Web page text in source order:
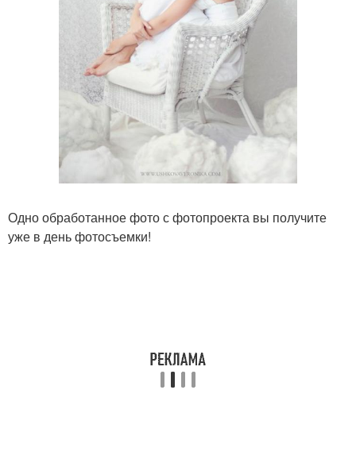
Одно обработанное фото с фотопроекта вы получите
уже в день фотосъемки!